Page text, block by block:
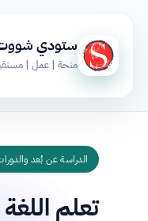
ستودي
منحة | عمل |
الدراسة عن بُعد
تعلم